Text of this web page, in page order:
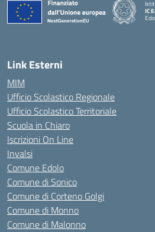
IC
Link Esterni
MIM
Ufficio Scolastico Regionale
Ufficio Scolastico Territoriale
Scuola in Chiaro
Iscrizioni On Line
Invalsi
Comune Edolo
Comune di Sonico
Comune di Corteno Golgi
Comune di Monno
Comune di Malonno